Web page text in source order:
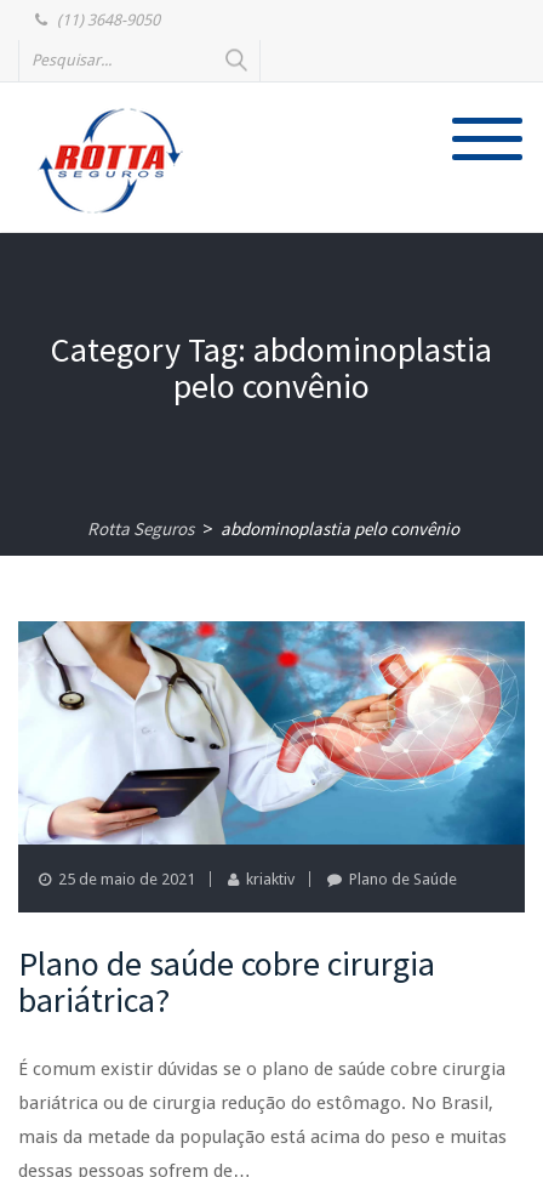
(11) 3648-9050
Category Tag: abdominoplastia
pelo convênio
Rotta Seguros > abdominoplastia pelo convênio
25 de maio de 2021 kriaktiv Plano de Saúde
Plano de saúde cobre cirurgia
bariátrica?
É comum existir dúvidas se o plano de saúde cobre cirurgia
bariátrica ou de cirurgia redução do estômago. No Brasil,
mais da metade da população está acima do peso e muitas
dessas pessoas sofrem de…